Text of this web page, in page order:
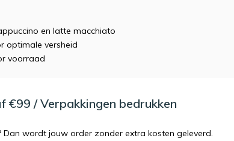
en latte macchiato
optimale versheid
voorraad
€99 / Verpakkingen bedrukken
Dan wordt jouw order zonder extra kosten geleverd.